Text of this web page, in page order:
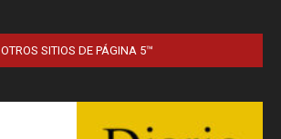
OTROS SITIOS DE PÁGINA 5™